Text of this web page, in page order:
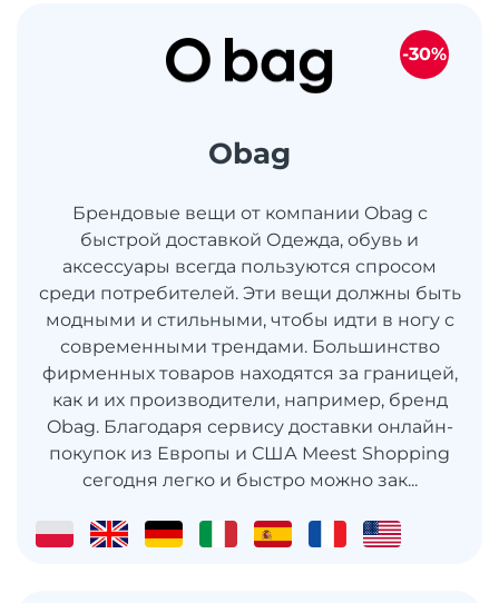
Obag
Брендовые вещи от компании Obag с
быстрой доставкой Одежда, обувь и
аксессуары всегда пользуются спросом
среди потребителей. Эти вещи должны быть
модными и стильными, чтобы идти в ногу с
современными трендами. Большинство
фирменных товаров находятся за границей,
как и их производители, например, бренд
Obag. Благодаря сервису доставки онлайн-
покупок из Европы и США Meest Shopping
сегодня легко и быстро можно зак...
-30%